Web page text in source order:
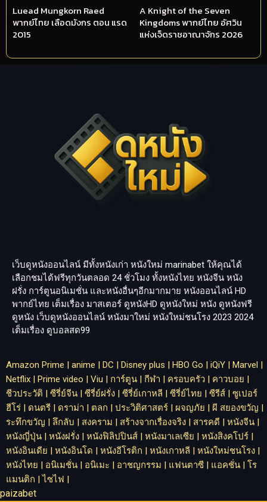
Luead Mungkorn Raed
พากย์ไทย เลือดมังกร ตอน แรด
2015
A Knight of the Seven
Kingdoms พากย์ไทย อัศวิน
แห่งเจ็ดราชอาณาจักร 2026
เว็บดูหนังออนไลน์ มีทั้งหนังเก่า หนังใหม่ marinabet ให้คุณได้
เลือกชมได้ฟรีทุกวันตลอด 24 ชั่วโมง ทั้งหนังไทย หนังจีน หนัง
ฝรั่ง การ์ตูนอนิเมชั่น และหนังอื่นๆอีกมากมาย หนังออนไลน์ HD
พากย์ไทย เต็มเรื่อง มาสเตอร์ ดูหนังHD ดูหนังใหม่ หนัง ดูหนังฟรี
ดูหนัง เว็บดูหนังออนไลน์ หนังมาใหม่ หนังใหม่ชนโรง 2023 2024
เต็มเรื่อง ดูบอลสด99
Amazon Prime | anime | DC | Disney plus | HBO Go | iQiY | Marvel |
Netflix | Prime video | Viu | การ์ตูน | กีฬา | ครอบครัว | คาวบอย |
ชีวประวัติ | ซีรี่ย์จีน | ซีรี่ย์ฝรั่ง | ซีรี่ย์เกาหลี | ซีรี่ย์ไทย | ซีรีส์ | ซูเปอร์
ฮีโร่ | ดนตรี | ดราม่า | ตลก | ประวิติศาสตร์ | ผจญภัย | ผี สยองขวัญ |
ระทึกขวัญ | ลึกลับ | สงคราม | สร้างจากเรื่องจริง | สารคดี | หนังจีน |
หนังญี่ปุ่น | หนังฝรั่ง | หนังฟิลิปปินส์ | หนังมาเลเซีย | หนังสิงคโปร์ |
หนังอินเดีย | หนังอินโด | หนังอีโรติก | หนังเกาหลี | หนังใหม่ชนโรง |
หนังไทย | อนิเมชั่น | อนิเมะ | อาชญกรรม | แฟนตาซี | แอคชั่น | โร
แมนติก |ไซไฟ |
paizabet